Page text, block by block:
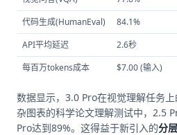
代码生成(HumanEval)
84.1%
API平均延迟
2.6秒
每百万tokens成本
$7.00 (输入)
数据显示，3.0 Pro在视觉理解任务
杂图表的科学论文理解测试中，2.5
Pro达到89%。这得益于新引入的分